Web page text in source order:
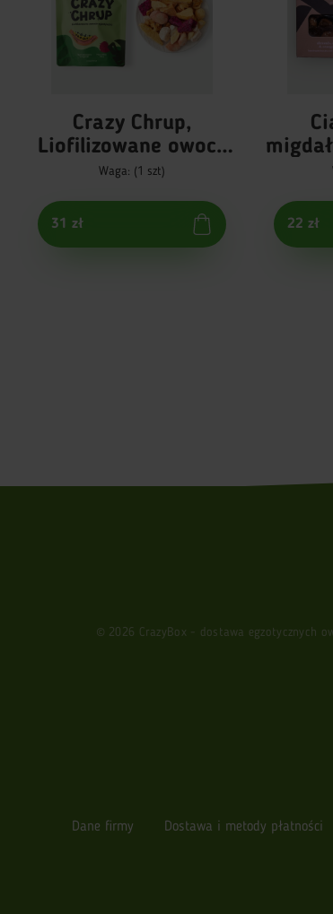
Crazy Chrup,
Liofilizowane owoce
egzotyczne
Waga: (1 szt)
31 zł 22 zł
© 2026 CrazyBox - dostawa egzotycznych
Dane firmy Dostawa i metody płatności